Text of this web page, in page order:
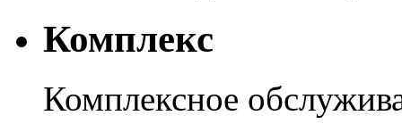
Комплекс
Комплексное